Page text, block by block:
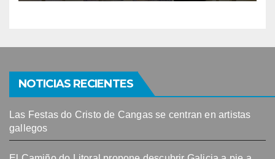
NOTICIAS RECIENTES
Las Festas do Cristo de Cangas se centran en artistas
gallegos